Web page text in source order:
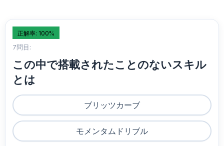
正解率: 100%
7問目:
この中で搭載されたことのないスキル
とは
ブリッツカーブ
モメンタムドリブル